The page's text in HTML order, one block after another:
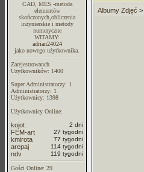
CAD, MES -metoda
elementów
skończonych,obliczenia
inżynierskie i metody
numeryczne
WITAMY:
adrian24024
jako nowego użytkownika.
Zarejestrowanch
Uzytkowników: 1400
Super Administratorzy: 1
Administratorzy: 1
Użytkownicy: 1398
Użytkownicy Online:
kojot 2 dni
FEM-art 27 tygodni
kmirota 77 tygodni
arepaj 114 tygodni
ndv 119 tygodni
Gości Online: 29
Albumy Zdjęć >